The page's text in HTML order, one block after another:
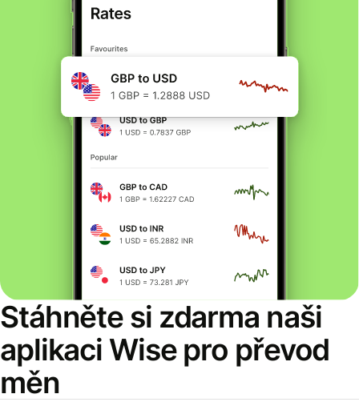
Stáhněte si zdarma naši
aplikaci Wise pro převod
měn